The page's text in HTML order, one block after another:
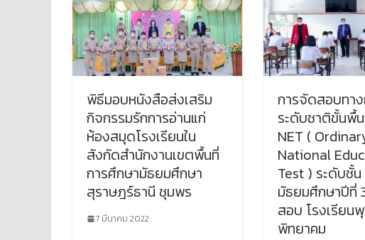
พิธีมอบหนังสือส่งเสริม
กิจกรรมรักการอ่านแก่
ห้องสมุดโรงเรียนใน
สังกัดสำนักงานเขตพื้นที่
การศึกษามัธยมศึกษา
สุราษฎร์ธานี ชุมพร
7 มีนาคม 2022
การจัดสอบทา
ระดับชาติขั้นพื้
NET (
National
Test ) ระดับชั้น
มัธยมศึกษาปีที่
สอบ โรงเรียน
พิทยาคม